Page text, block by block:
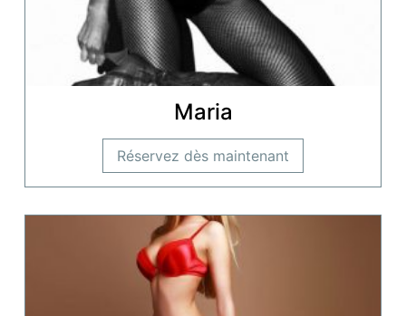
Maria
Réservez dès maintenant